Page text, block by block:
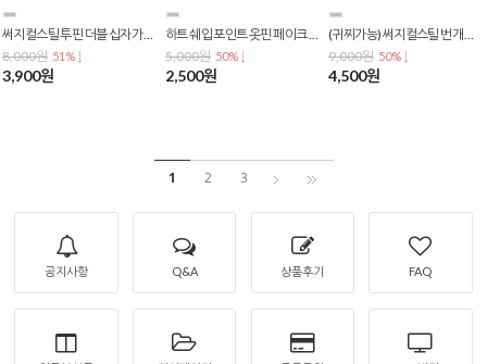
8,000원 51% ↓
3,900원
5,000원 50% ↓
2,500원
9,000원 50% ↓
4,500원
1 2 3
공지사항 Q&A 상품후기 FAQ